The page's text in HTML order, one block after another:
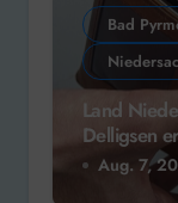
Bad
Land
Delligsen
Aug. 7,